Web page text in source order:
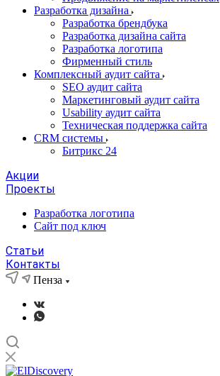
Разработка дизайна
Разработка брендбука
Разработка дизайна сайта
Разработка логотипа
Фирменный стиль
Комплексный аудит сайта
SEO аудит сайта
Маркетинговый аудит сайта
Usability аудит сайта
Техническая поддержка сайта
CRM системы
Битрикс 24
Акции
Проекты
Разработка логотипа
Сайт под ключ
Статьи
Контакты
Пенза